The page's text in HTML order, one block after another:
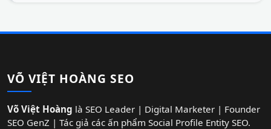
VÕ VIỆT HOÀNG SEO
Võ Việt Hoàng là SEO Leader | Digital Marketer | Founder
SEO GenZ | Tác giả các ấn phẩm Social Profile Entity SEO.